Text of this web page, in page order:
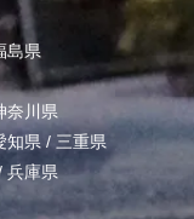
島県
奈川県
知県 / 三重県
兵庫県